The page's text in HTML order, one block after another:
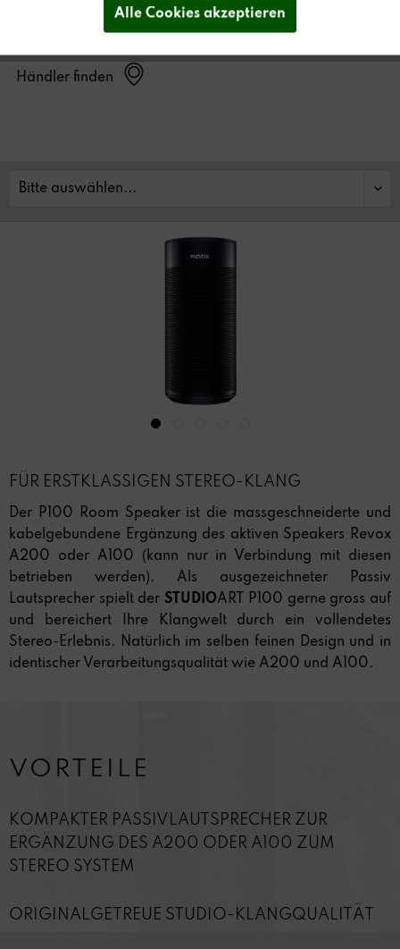
Händler finden
FÜR ERSTKLASSIGEN STEREO-KLANG
Der P100 Room Speaker ist die massgeschneiderte und
kabelgebundene Ergänzung des aktiven Speakers Revox
A200 oder A100 (kann nur in Verbindung mit diesen
betrieben werden). Als ausgezeichneter Passiv
Lautsprecher spielt derSTUDIOART P100 gerne gross auf
und bereichert Ihre Klangwelt durch ein vollendetes
Stereo-Erlebnis. Natürlich im selben feinen Design und in
identischer Verarbeitungsqualität wie A200 und A100.
VORTEILE
KOMPAKTER PASSIVLAUTSPRECHER ZUR
ERGÄNZUNG DES A200 ODER A100 ZUM
STEREO SYSTEM
ORIGINALGETREUE STUDIO-KLANGQUALITÄT
Alle Cookies akzeptieren